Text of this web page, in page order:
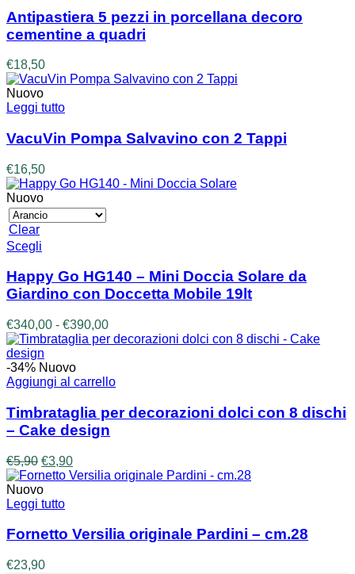
del
prodotto
€160,00
Antipastiera 5 pezzi in porcellana decoro
cementine a quadri
€18,50
Nuovo
Leggi tutto
VacuVin Pompa Salvavino con 2 Tappi
€16,50
Nuovo
Clear
Scegli
ha
più
varianti.
Le
opzioni
possono
essere
scelte
nella
del
prodotto
Happy Go HG140 – Mini Doccia Solare da
Giardino con Doccetta Mobile 19lt
€340,00 - €390,00Fascia
di
€340,00
€390,00
-34% Nuovo
Aggiungi al carrello
Timbrataglia per decorazioni dolci con 8 dischi
– Cake design
€5,90 Il
prezzo
originale
era:
€3,90Il
prezzo
Nuovo
Leggi tutto
Fornetto Versilia originale Pardini – cm.28
€23,90